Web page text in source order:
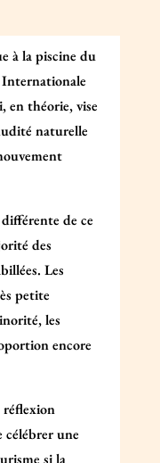
à la piscine du
Internationale
en théorie, vise
naturelle
de ce
des
Les
petite
les
encore
réflexion
célébrer une
si la